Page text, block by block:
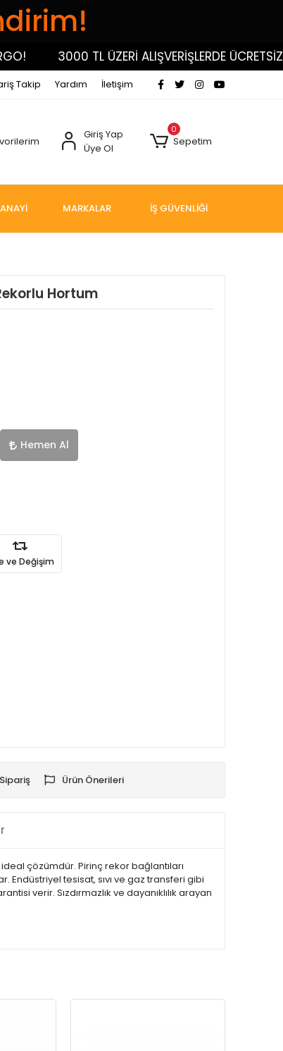
3000 TL ÜZERİ ALIŞVERİŞLERDE ÜCRETSİZ
Takip Yardım İletişim
Giriş Yap
Üye Ol
0
Sepetim
MARKALAR İŞ GÜVENLİĞİ
Hortum
Hemen Al
ve Değişim
Ürün Önerileri
çözümdür. Pirinç rekor bağlantıları
Endüstriyel tesisat, sıvı ve gaz transferi gibi
verir. Sızdırmazlık ve dayanıklılık arayan